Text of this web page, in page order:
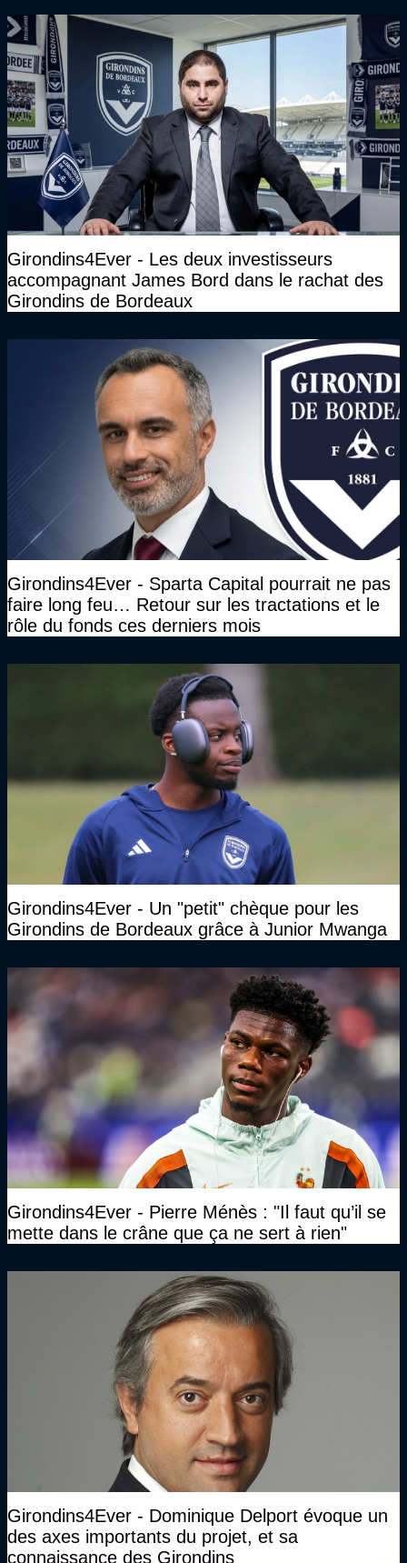
Girondins4Ever - Les deux investisseurs
accompagnant James Bord dans le rachat des
Girondins de Bordeaux
Girondins4Ever - Sparta Capital pourrait ne pas
faire long feu… Retour sur les tractations et le
rôle du fonds ces derniers mois
Girondins4Ever - Un "petit" chèque pour les
Girondins de Bordeaux grâce à Junior Mwanga
Girondins4Ever - Pierre Ménès : "Il faut qu’il se
mette dans le crâne que ça ne sert à rien"
Girondins4Ever - Dominique Delport évoque un
des axes importants du projet, et sa
connaissance des Girondins